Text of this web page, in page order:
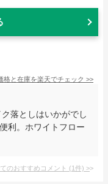
格と在庫を楽天でチェック >>
落としはいかがでし
利。ホワイトフロー
のおすすめコメント (1件) >